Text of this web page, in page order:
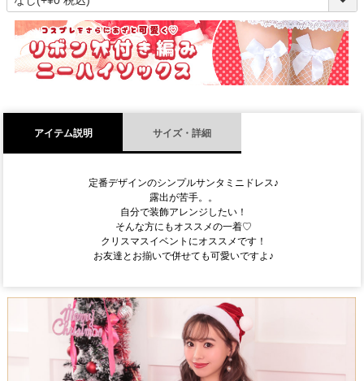
須
)
アイテム説明 サイズ・詳細
定番デザインのシンプルサンタミニドレス♪
露出が苦手。。
自分で装飾アレンジしたい！
そんな方にもオススメの一着♡
クリスマスイベントにオススメです！
お友達とお揃いで併せても可愛いですよ♪